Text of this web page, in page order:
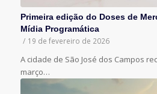
Primeira edição do Doses de
Mídia Programática
/ 19 de fevereiro de 2026
A cidade de São José dos Campos
março…